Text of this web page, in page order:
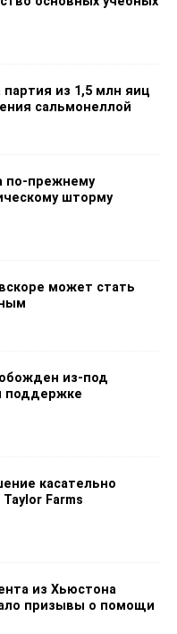
партия из 1,5 млн яиц
сальмонеллой
по-прежнему
шторму
может стать
из-под
поддержке
касательно
Farms
из Хьюстона
призывы о помощи